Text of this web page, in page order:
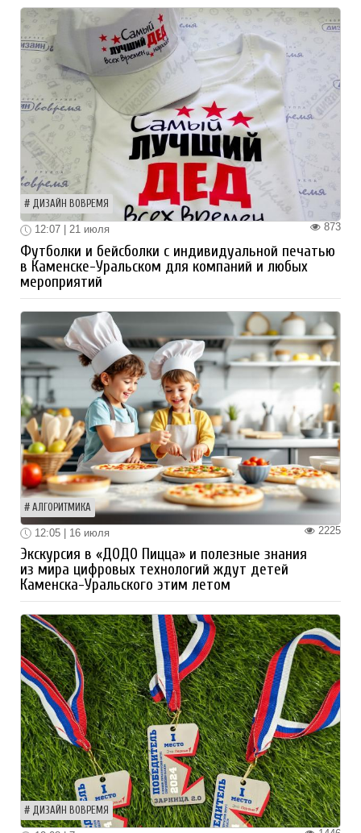
ДИЗАЙН ВОВРЕМЯ
873
12:07 | 21 июля
Футболки и бейсболки с индивидуальной печатью
в Каменске-Уральском для компаний и любых
мероприятий
АЛГОРИТМИКА
2225
12:05 | 16 июля
Экскурсия в «ДОДО Пицца» и полезные знания
из мира цифровых технологий ждут детей
Каменска-Уральского этим летом
ДИЗАЙН ВОВРЕМЯ